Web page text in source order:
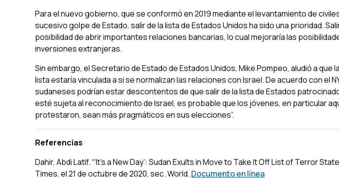
Para el nuevo gobierno, que se conformó en 2019 mediante el levantamiento de
sucesivo golpe de Estado, salir de la lista de Estados Unidos ha sido una prioridad.
posibilidad de abrir importantes relaciones bancarias, lo cual mejoraría las
inversiones extranjeras.
Sin embargo, el Secretario de Estado de Estados Unidos, Mike Pompeo, aludió a que
lista estaría vinculada a si se normalizan las relaciones con Israel. De acuerdo con el
sudaneses podrían estar descontentos de que salir de la lista de Estados
esté sujeta al reconocimiento de Israel, es probable que los jóvenes, en particular
protestaron, sean más pragmáticos en sus elecciones”.
Referencias
Dahir, Abdi Latif. “‘It’s a New Day’: Sudan Exults in Move to Take It Off List of Terror
Times, el 21 de octubre de 2020, sec. World. Documento en línea